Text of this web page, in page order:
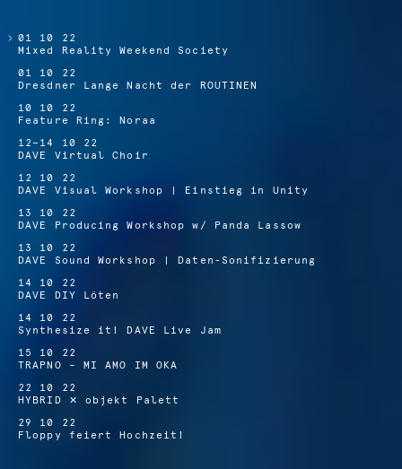
01 10 22
Mixed Reality Weekend Society
01 10 22
Dresdner Lange Nacht der ROUTINEN
10 10 22
Feature Ring: Noraa
12—14 10 22
DAVE Virtual Choir
12 10 22
DAVE Visual Workshop | Einstieg in Unity
13 10 22
DAVE Producing Workshop w/ Panda Lassow
13 10 22
DAVE Sound Workshop | Daten-Sonifizierung
14 10 22
DAVE DIY Löten
14 10 22
Synthesize it! DAVE Live Jam
15 10 22
TRAPNO – MI AMO IM OKA
22 10 22
HYBRID ✕ objekt Palett
29 10 22
Floppy feiert Hochzeit!